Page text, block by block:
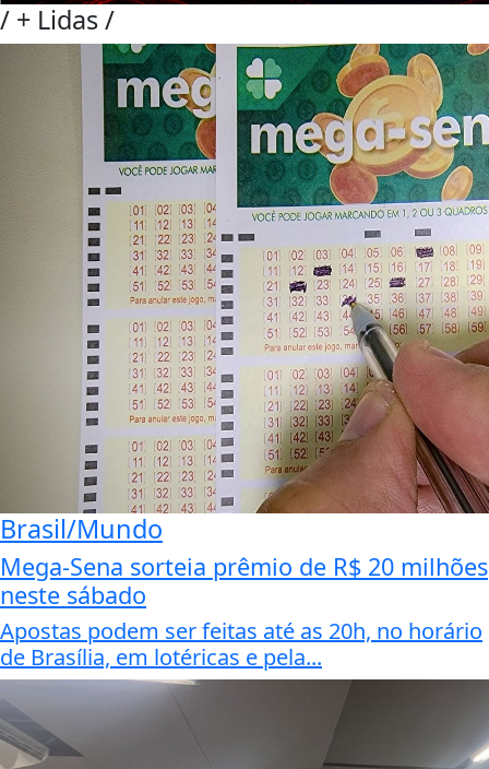
/ + Lidas/
Brasil/Mundo
Mega-Sena sorteia prêmio de R$ 20 milhões
neste sábado
Apostas podem ser feitas até as 20h, no horário
de Brasília, em lotéricas e pela...